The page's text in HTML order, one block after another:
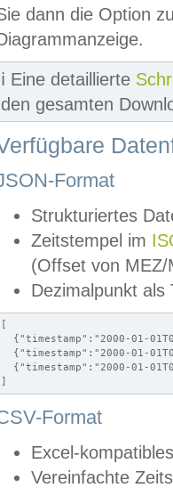
dann die Option
ℹ️ Eine detaillierte
den gesamten
Format
Strukturiertes
Zeitstempel im
(Offset von MEZ/
Dezimalpunkt als
[
{"timestamp":"2000-01-
{"timestamp":"2000-01-
{"timestamp":"2000-01-
]
Format
Excel-
Vereinfachte